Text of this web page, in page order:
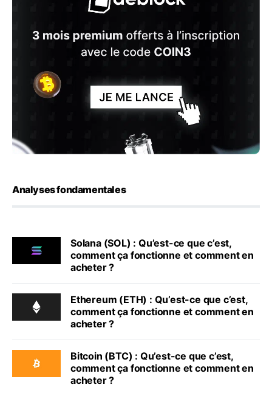
Analyses fondamentales
Solana (SOL) : Qu’est-ce que c’est,
comment ça fonctionne et comment en
acheter ?
Ethereum (ETH) : Qu’est-ce que c’est,
comment ça fonctionne et comment en
acheter ?
Bitcoin (BTC) : Qu’est-ce que c’est,
comment ça fonctionne et comment en
acheter ?